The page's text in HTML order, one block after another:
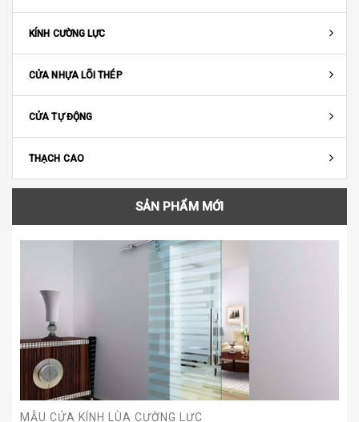
KÍNH CƯỜNG LỰC
CỬA NHỰA LÕI THÉP
CỬA TỰ ĐỘNG
THẠCH CAO
SẢN PHẨM MỚI
MẪU CỬA KÍNH LÙA CƯỜNG LỰC